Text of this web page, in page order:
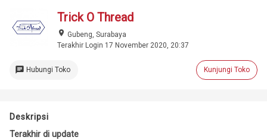
Trick O Thread
place Gubeng, Surabaya
Terakhir Login 17 November 2020, 20:37
chat Hubungi Toko Kunjungi Toko
Deskripsi
Terakhir di update